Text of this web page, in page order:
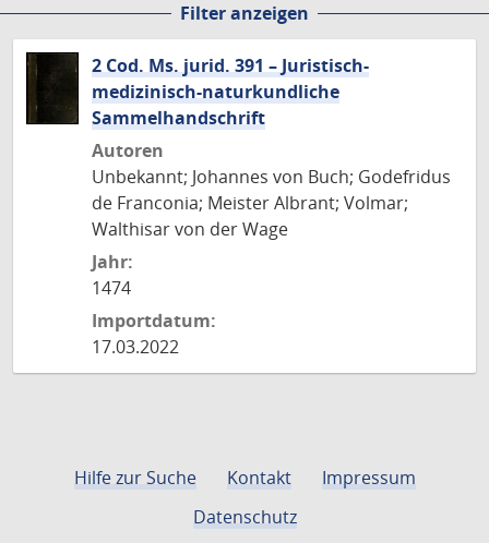
Filter anzeigen
2 Cod. Ms. jurid. 391 – Juristisch-
medizinisch-naturkundliche
Sammelhandschrift
Autoren
Unbekannt; Johannes von Buch; Godefridus
de Franconia; Meister Albrant; Volmar;
Walthisar von der Wage
Jahr:
1474
Importdatum:
17.03.2022
Hilfe zur Suche Kontakt
Impressum
Datenschutz